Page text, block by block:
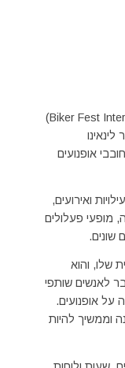
פסטיבל האופנועים הבינלאומי (Biker Fest International)
אופנועים
ואירועים,
מופעי פעלולים
שונים.
שלו, והוא
לאנשים שותפי
אופנועים.
מתקיים כבר למעלה מ-30 שנה וממשיך להיות